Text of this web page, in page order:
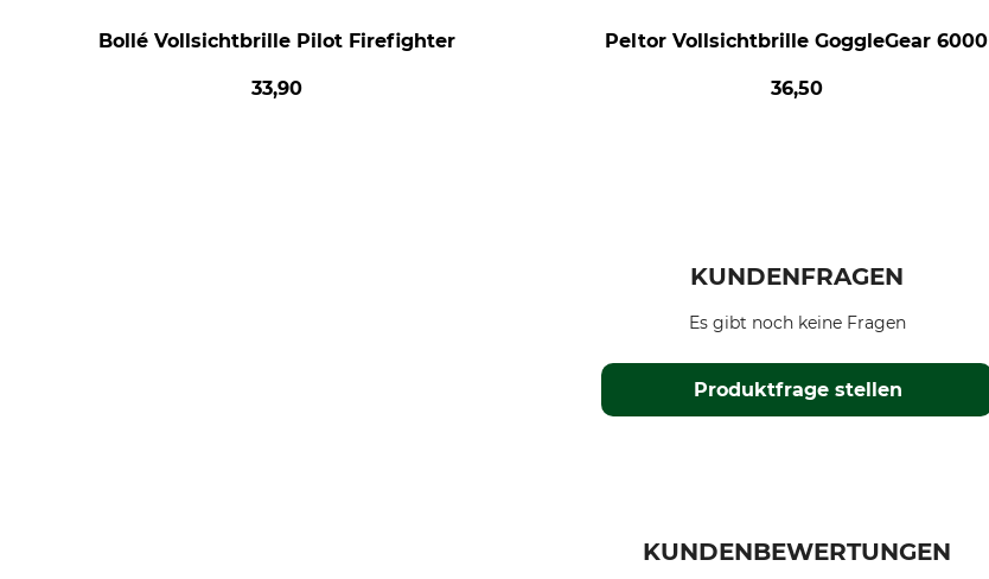
Bollé Vollsichtbrille Pilot Firefighter
33,90
Peltor Vollsichtbrille GoggleGear 6000
36,50
KUNDENFRAGEN
Produktfrage stellen
Es gibt noch keine Fragen
KUNDENBEWERTUNGEN